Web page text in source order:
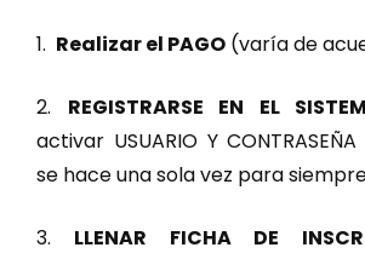
1. Realizar el PAGO (varía de
2. REGISTRARSE EN EL
activar USUARIO Y
se hace una sola vez para
3. LLENAR FICHA DE